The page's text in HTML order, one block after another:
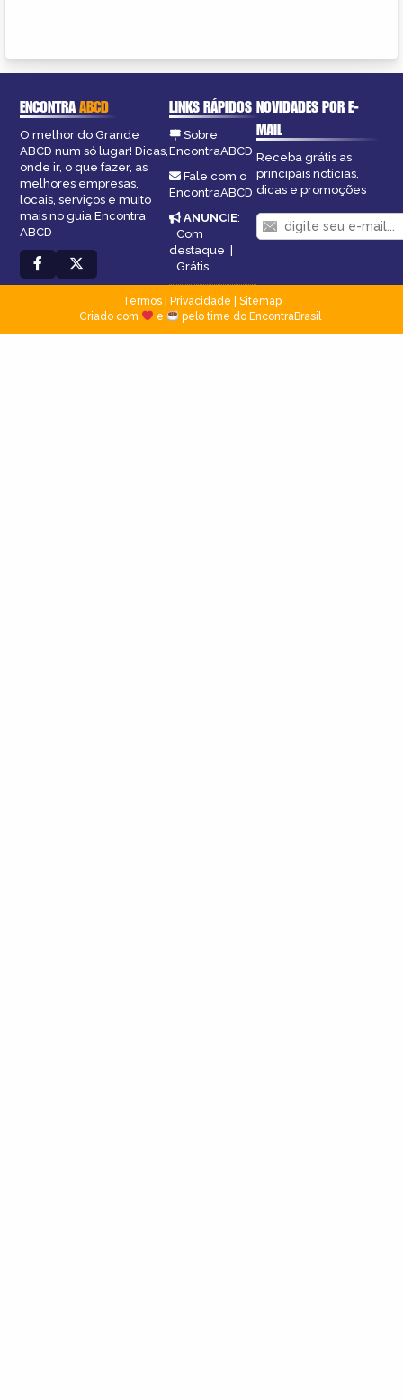
ENCONTRAABCD
O melhor do Grande
ABCD num só lugar! Dicas,
onde ir, o que fazer, as
melhores empresas,
locais, serviços e muito
mais no guia Encontra
ABCD
LINKS RÁPIDOS
Sobre
EncontraABCD
Fale com o
EncontraABCD
ANUNCIE:
Com
destaque
Grátis
NOVIDADES POR E-
MAIL
Receba grátis as
principais notícias,
dicas e promoções
Termos| Privacidade
Sitemap
Criado com
e pelo time do EncontraBrasil